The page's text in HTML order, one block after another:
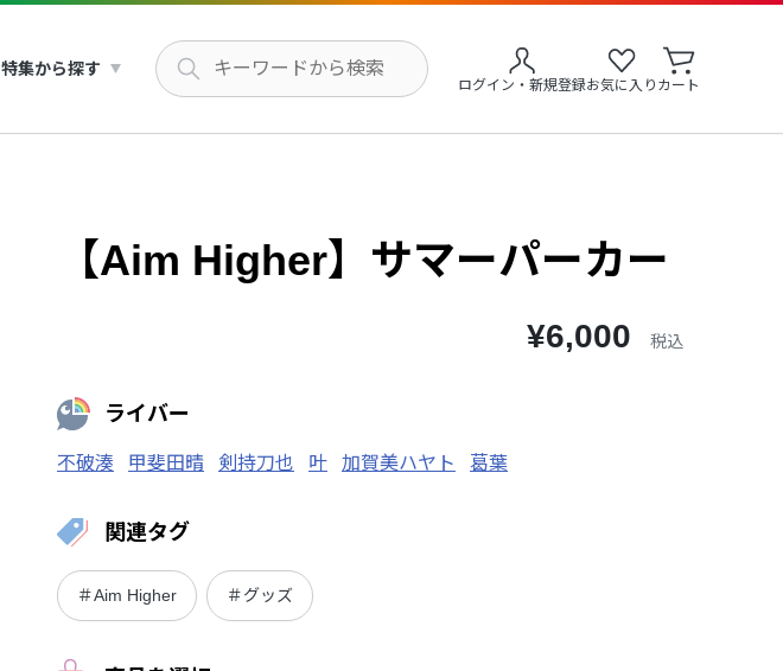
特集から探す
ログイン・新規登録お気に入り カート
【Aim Higher】サマーパーカー
¥6,000 税込
ライバー
不破湊 甲斐田晴 剣持刀也 叶 加賀美ハヤト 葛葉
関連タグ
＃Aim Higher ＃グッズ